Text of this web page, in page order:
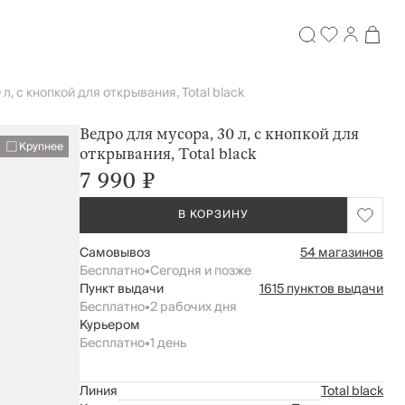
с кнопкой для открывания, Total black
Крупнее
Ведро для мусора, 30 л, с кнопкой для
открывания, Total black
7 990 ₽
В КОРЗИНУ
Самовывоз
54 магазинов
Бесплатно•Сегодня и позже
Пункт выдачи
1615 пунктов выдачи
Бесплатно•2 рабочих дня
Курьером
Бесплатно•1 день
Линия
Total black